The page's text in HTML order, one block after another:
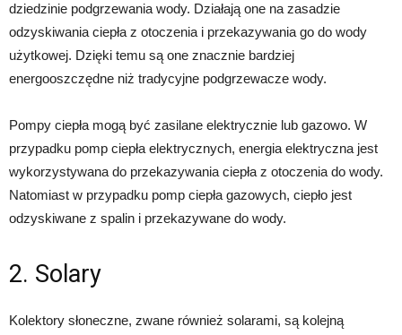
dziedzinie podgrzewania wody. Działają one na zasadzie
odzyskiwania ciepła z otoczenia i przekazywania go do wody
użytkowej. Dzięki temu są one znacznie bardziej
energooszczędne niż tradycyjne podgrzewacze wody.
Pompy ciepła mogą być zasilane elektrycznie lub gazowo. W
przypadku pomp ciepła elektrycznych, energia elektryczna jest
wykorzystywana do przekazywania ciepła z otoczenia do wody.
Natomiast w przypadku pomp ciepła gazowych, ciepło jest
odzyskiwane z spalin i przekazywane do wody.
2. Solary
Kolektory słoneczne, zwane również solarami, są kolejną